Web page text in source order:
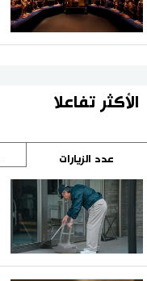
الأكثر تفاعلا
عدد الزيارات